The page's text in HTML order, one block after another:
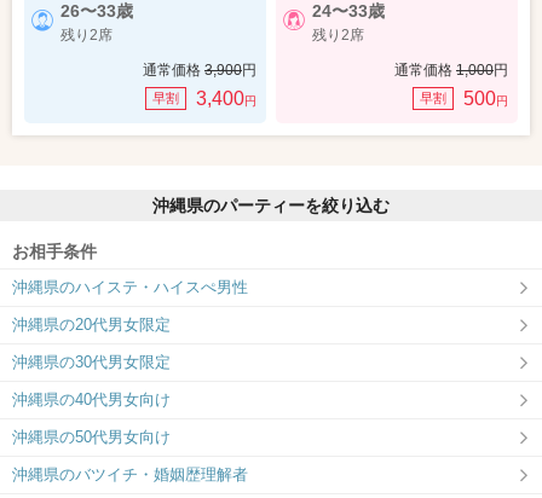
26〜33歳
残り2席
通常価格 3,900円
早割 3,400円
24〜33歳
残り2席
通常価格 1,000円
早割 500円
沖縄県のパーティーを絞り込む
お相手条件
沖縄県のハイステ・ハイスぺ男性
沖縄県の20代男女限定
沖縄県の30代男女限定
沖縄県の40代男女向け
沖縄県の50代男女向け
沖縄県のバツイチ・婚姻歴理解者